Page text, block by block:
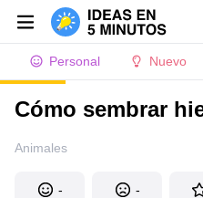
Personal Nuevo
Cómo sembrar
Animales
- -